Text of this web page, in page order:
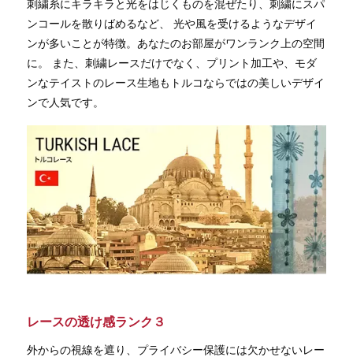
刺繍糸にキラキラと光をはじくものを混ぜたり、刺繍にスパ
ンコールを散りばめるなど、 光や風を受けるようなデザイ
ンが多いことが特徴。あなたのお部屋がワンランク上の空間
に。 また、刺繍レースだけでなく、プリント加工や、モダ
ンなテイストのレース生地もトルコならではの美しいデザイ
ンで人気です。
レースの透け感ランク３
外からの視線を遮り、プライバシー保護には欠かせないレー